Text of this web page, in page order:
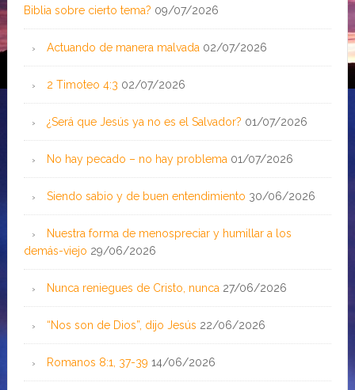
Biblia sobre cierto tema? 09/07/2026
Actuando de manera malvada 02/07/2026
2 Timoteo 4:3 02/07/2026
¿Será que Jesús ya no es el Salvador? 01/07/2026
No hay pecado – no hay problema 01/07/2026
Siendo sabio y de buen entendimiento 30/06/2026
Nuestra forma de menospreciar y humillar a los
demás-viejo 29/06/2026
Nunca reniegues de Cristo, nunca 27/06/2026
“Nos son de Dios”, dijo Jesús 22/06/2026
Romanos 8:1, 37-39 14/06/2026